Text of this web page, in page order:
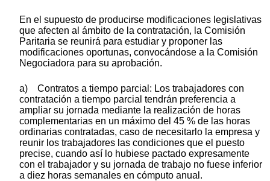
En el supuesto de producirse modificaciones legislativas
que afecten al ámbito de la contratación, la Comisión
Paritaria se reunirá para estudiar y proponer las
modificaciones oportunas, convocándose a la Comisión
Negociadora para su aprobación.
a) Contratos a tiempo parcial: Los trabajadores con
contratación a tiempo parcial tendrán preferencia a
ampliar su jornada mediante la realización de horas
complementarias en un máximo del 45 % de las horas
ordinarias contratadas, caso de necesitarlo la empresa y
reunir los trabajadores las condiciones que el puesto
precise, cuando así lo hubiese pactado expresamente
con el trabajador y su jornada de trabajo no fuese inferior
a diez horas semanales en cómputo anual.